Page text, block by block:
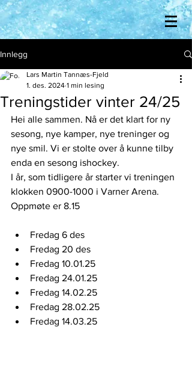
Innlegg
Treningstider vinter 24/25
Lars Martin Tannæs-Fjeld
1. des. 2024 1 min lesing
Hei alle sammen. Nå er det klart for ny
sesong, nye kamper, nye treninger og
nye smil. Vi er stolte over å kunne tilby
enda en sesong ishockey.
I år, som tidligere år starter vi treningen
klokken 0900-1000 i Varner Arena.
Oppmøte er 8.15
Fredag 6 des
Fredag 20 des
Fredag 10.01.25
Fredag 24.01.25
Fredag 14.02.25
Fredag 28.02.25
Fredag 14.03.25